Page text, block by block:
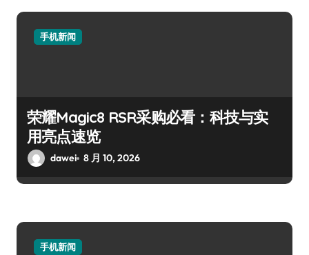
手机新闻
荣耀Magic8 RSR采购必看：科技与实
用亮点速览
dawei 8 月 10, 2026
手机新闻